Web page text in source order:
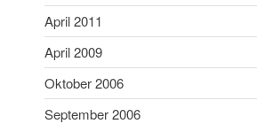
April 2011
April 2009
Oktober 2006
September 2006